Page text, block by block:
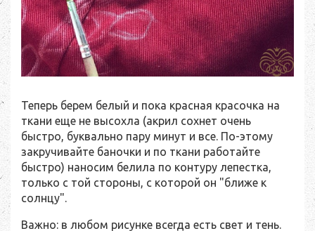
Теперь берем белый и пока красная красочка на
ткани еще не высохла (акрил сохнет очень
быстро, буквально пару минут и все. По-этому
закручивайте баночки и по ткани работайте
быстро) наносим белила по контуру лепестка,
только с той стороны, с которой он "ближе к
солнцу".
Важно: в любом рисунке всегда есть свет и тень.